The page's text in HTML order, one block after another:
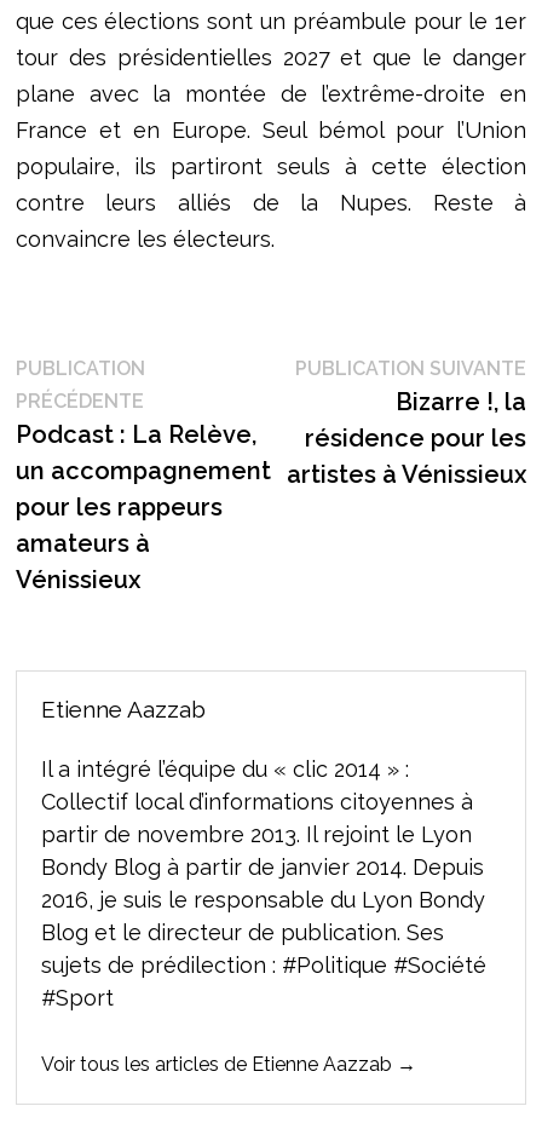
que ces élections sont un préambule pour le 1er
tour des présidentielles 2027 et que le danger
plane avec la montée de l’extrême-droite en
France et en Europe. Seul bémol pour l’Union
populaire, ils partiront seuls à cette élection
contre leurs alliés de la Nupes. Reste à
convaincre les électeurs.
Navigation
de
l’article
PUBLICATION
PRÉCÉDENTEPublication
précédente :
Podcast : La Relève,
un accompagnement
pour les rappeurs
amateurs à
Vénissieux
PUBLICATION SUIVANTE
Bizarre !, la
résidence pour les
artistes à Vénissieux
Etienne Aazzab
Il a intégré l’équipe du « clic 2014 » :
Collectif local d’informations citoyennes à
partir de novembre 2013. Il rejoint le Lyon
Bondy Blog à partir de janvier 2014. Depuis
2016, je suis le responsable du Lyon Bondy
Blog et le directeur de publication. Ses
sujets de prédilection : #Politique #Société
#Sport
Voir tous les articles de Etienne Aazzab →